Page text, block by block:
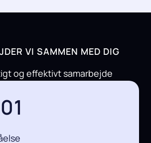
VI SAMMEN MED DIG
og effektivt samarbejde